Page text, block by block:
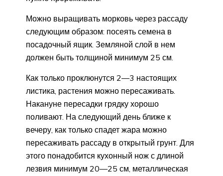
Можно выращивать морковь через рассаду
следующим образом: посеять семена в
посадочный ящик. Земляной слой в нем
должен быть толщиной минимум 25 см.
Как только проклюнутся 2—3 настоящих
листика, растения можно пересаживать.
Накануне пересадки грядку хорошо
поливают. На следующий день ближе к
вечеру, как только спадет жара можно
пересаживать рассаду в открытый грунт. Для
этого понадобится кухонный нож с длиной
лезвия минимум 20—25 см, металлическая